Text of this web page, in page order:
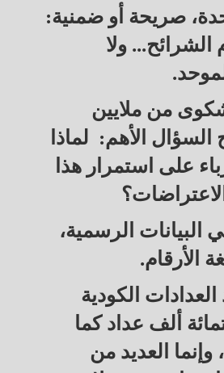
صريحة أو ضمنية:
الشرائح... ولا
من ملايين
السؤال الأهم: لماذا
على استمرار هذا
البيانات الرسمية،
الأرقام.
الكودية
ألف عداد كما
العديد من